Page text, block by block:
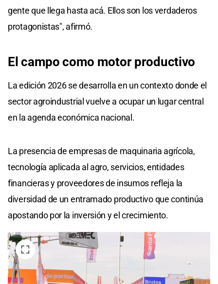
gente que llega hasta acá. Ellos son los verdaderos
protagonistas", afirmó.
El campo como motor productivo
La edición 2026 se desarrolla en un contexto donde el
sector agroindustrial vuelve a ocupar un lugar central
en la agenda económica nacional.
La presencia de empresas de maquinaria agrícola,
tecnología aplicada al agro, servicios, entidades
financieras y proveedores de insumos refleja la
diversidad de un entramado productivo que continúa
apostando por la inversión y el crecimiento.